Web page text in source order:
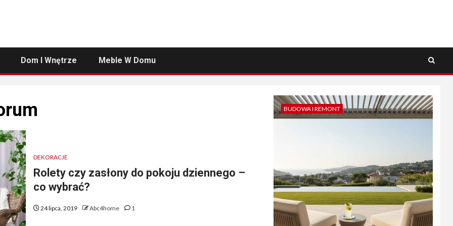
Dom I Wnętrze Meble W Domu
DEKORACJE
Rolety czy zasłony do pokoju dziennego –
co wybrać?
24 lipca, 2019 Abc4home 1
BUDOWA I REMONT